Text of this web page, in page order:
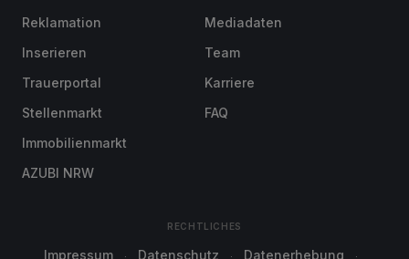
Reklamation
Inserieren
Trauerportal
Stellenmarkt
Immobilienmarkt
AZUBI NRW
Mediadaten
Team
Karriere
FAQ
RECHTLICHES
Impressum Datenschutz Datenerhebung